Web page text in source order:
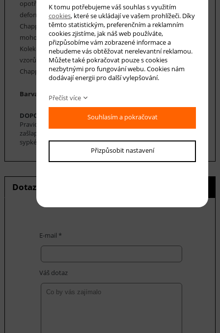
opotřebení, vláken, která jsou pružná a odolná proti
deformaci. Údržba koberců Chappe je velice snadná. Koberce
Chappe mají vysoký koeficient tepelné vodivosti, a proto
mohou být použity v místnostech s podlahovým topením.
Kolekce koberců Chappe nabízí řadu klasických i moderních
vzorů, včetně geometrických, floristických a perských.Koberce
Chappe nabízíme v nejrůznějších rozměrech.
Barva koberce: písková, béžová, hnědá, krémová
DOPORUČENÁ ÚDRŽBA:
Pravidelné vysávání nečistot z koberce, aby se zabránilo jejich
zašlapání do koberce. Pro hloubkové čištění je možné použít
sypké čističe koberců. Koberec se nesmí namáčet.
Dotaz na produkt
E-mail *
Váš dotaz
K tomu potřebujeme váš souhlas s využitím
cookies, které se ukládají ve vašem prohlížeči. Díky
těmto statistickým, preferenčním a reklamním
cookies zjistíme, jak náš web používáte,
přizpůsobíme vám zobrazené informace a
nebudeme vás obtěžovat nerelevantní reklamou.
Můžete také pokračovat pouze s cookies
nezbytnými pro fungování webu. Cookies nám
dodávají energii pro další vylepšování.
Přečíst více
Souhlasím a pokračovat
Přizpůsobit nastavení